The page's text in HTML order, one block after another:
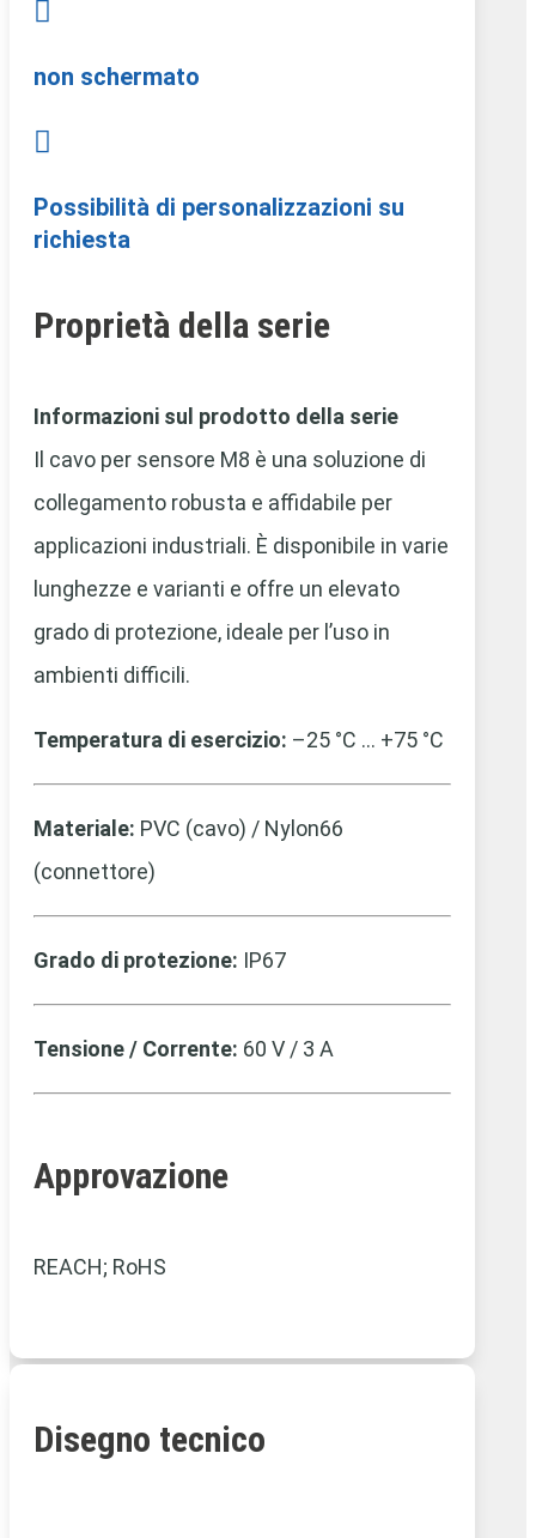

non schermato

Possibilità di personalizzazioni su
richiesta
Proprietà della serie
Informazioni sul prodotto della serie
Il cavo per sensore M8 è una soluzione di
collegamento robusta e affidabile per
applicazioni industriali. È disponibile in varie
lunghezze e varianti e offre un elevato
grado di protezione, ideale per l’uso in
ambienti difficili.
Temperatura di esercizio: –25 °C … +75 °C
Materiale: PVC (cavo) / Nylon66
(connettore)
Grado di protezione: IP67
Tensione / Corrente: 60 V / 3 A
Approvazione
REACH; RoHS
Disegno tecnico